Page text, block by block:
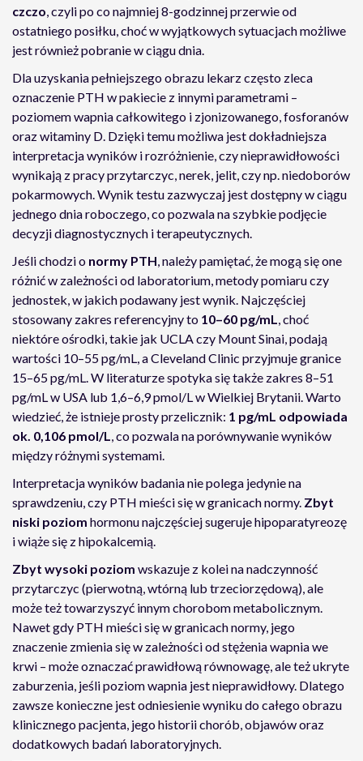
czczo, czyli po co najmniej 8-godzinnej przerwie od
ostatniego posiłku, choć w wyjątkowych sytuacjach możliwe
jest również pobranie w ciągu dnia.
Dla uzyskania pełniejszego obrazu lekarz często zleca
oznaczenie PTH w pakiecie z innymi parametrami –
poziomem wapnia całkowitego i zjonizowanego, fosforanów
oraz witaminy D. Dzięki temu możliwa jest dokładniejsza
interpretacja wyników i rozróżnienie, czy nieprawidłowości
wynikają z pracy przytarczyc, nerek, jelit, czy np. niedoborów
pokarmowych. Wynik testu zazwyczaj jest dostępny w ciągu
jednego dnia roboczego, co pozwala na szybkie podjęcie
decyzji diagnostycznych i terapeutycznych.
Jeśli chodzi o normy PTH, należy pamiętać, że mogą się one
różnić w zależności od laboratorium, metody pomiaru czy
jednostek, w jakich podawany jest wynik. Najczęściej
stosowany zakres referencyjny to 10–60 pg/mL, choć
niektóre ośrodki, takie jak UCLA czy Mount Sinai, podają
wartości 10–55 pg/mL, a Cleveland Clinic przyjmuje granice
15–65 pg/mL. W literaturze spotyka się także zakres 8–51
pg/mL w USA lub 1,6–6,9 pmol/L w Wielkiej Brytanii. Warto
wiedzieć, że istnieje prosty przelicznik: 1 pg/mL odpowiada
ok. 0,106 pmol/L, co pozwala na porównywanie wyników
między różnymi systemami.
Interpretacja wyników badania nie polega jedynie na
sprawdzeniu, czy PTH mieści się w granicach normy. Zbyt
niski poziom hormonu najczęściej sugeruje hipoparatyreozę
i wiąże się z hipokalcemią.
Zbyt wysoki poziom wskazuje z kolei na nadczynność
przytarczyc (pierwotną, wtórną lub trzeciorzędową), ale
może też towarzyszyć innym chorobom metabolicznym.
Nawet gdy PTH mieści się w granicach normy, jego
znaczenie zmienia się w zależności od stężenia wapnia we
krwi – może oznaczać prawidłową równowagę, ale też ukryte
zaburzenia, jeśli poziom wapnia jest nieprawidłowy. Dlatego
zawsze konieczne jest odniesienie wyniku do całego obrazu
klinicznego pacjenta, jego historii chorób, objawów oraz
dodatkowych badań laboratoryjnych.